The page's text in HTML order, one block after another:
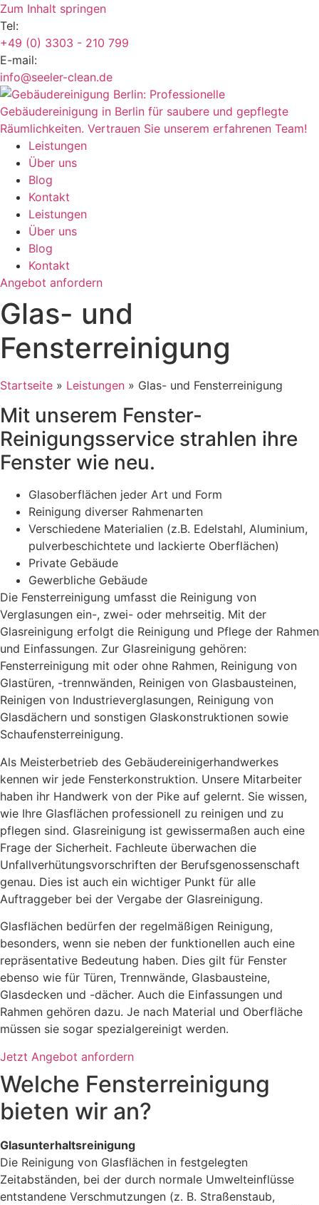
Zum Inhalt springen
Tel:
+49 (0) 3303 - 210 799
E-mail:
info@seeler-clean.de
Leistungen
Über uns
Blog
Kontakt
Leistungen
Über uns
Blog
Kontakt
Angebot anfordern
Glas- und
Fensterreinigung
Startseite » Leistungen » Glas- und Fensterreinigung
Mit unserem Fenster-
Reinigungsservice strahlen ihre
Fenster wie neu.
Glasoberflächen jeder Art und Form
Reinigung diverser Rahmenarten
Verschiedene Materialien (z.B. Edelstahl, Aluminium,
pulverbeschichtete und lackierte Oberflächen)
Private Gebäude
Gewerbliche Gebäude
Die Fensterreinigung umfasst die Reinigung von
Verglasungen ein-, zwei- oder mehrseitig. Mit der
Glasreinigung erfolgt die Reinigung und Pflege der Rahmen
und Einfassungen. Zur Glasreinigung gehören:
Fensterreinigung mit oder ohne Rahmen, Reinigung von
Glastüren, -trennwänden, Reinigen von Glasbausteinen,
Reinigen von Industrieverglasungen, Reinigung von
Glasdächern und sonstigen Glaskonstruktionen sowie
Schaufensterreinigung.
Als Meisterbetrieb des Gebäudereinigerhandwerkes
kennen wir jede Fensterkonstruktion. Unsere Mitarbeiter
haben ihr Handwerk von der Pike auf gelernt. Sie wissen,
wie Ihre Glasflächen professionell zu reinigen und zu
pflegen sind. Glasreinigung ist gewissermaßen auch eine
Frage der Sicherheit. Fachleute überwachen die
Unfallverhütungsvorschriften der Berufsgenossenschaft
genau. Dies ist auch ein wichtiger Punkt für alle
Auftraggeber bei der Vergabe der Glasreinigung.
Glasflächen bedürfen der regelmäßigen Reinigung,
besonders, wenn sie neben der funktionellen auch eine
repräsentative Bedeutung haben. Dies gilt für Fenster
ebenso wie für Türen, Trennwände, Glasbausteine,
Glasdecken und -dächer. Auch die Einfassungen und
Rahmen gehören dazu. Je nach Material und Oberfläche
müssen sie sogar spezialgereinigt werden.
Jetzt Angebot anfordern
Welche Fensterreinigung
bieten wir an?
Glasunterhaltsreinigung
Die Reinigung von Glasflächen in festgelegten
Zeitabständen, bei der durch normale Umwelteinflüsse
entstandene Verschmutzungen (z. B. Straßenstaub,